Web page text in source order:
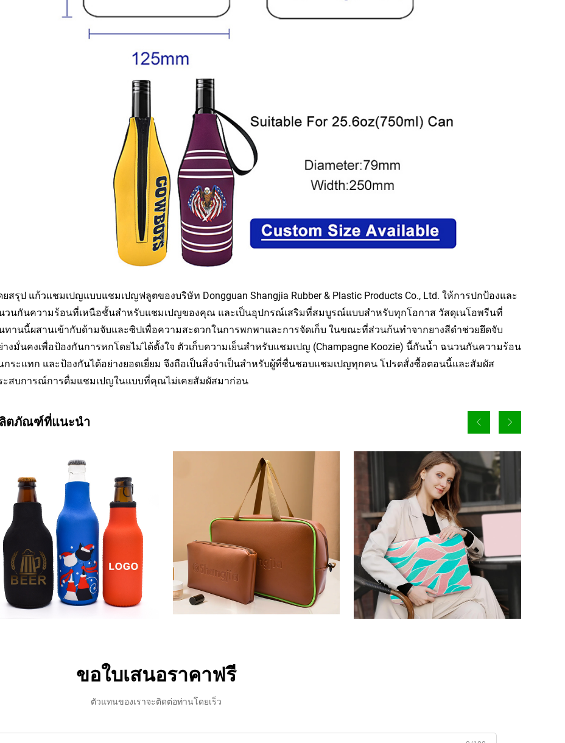
ยสรุป แก้วแชมเปญแบบแชมเปญฟลูตของบริษัท Dongguan Shangjia Rubber & Plastic Products Co., Ltd. ให้การปกป้องและ
วนกันความร้อนที่เหนือชั้นสำหรับแชมเปญของคุณ และเป็นอุปกรณ์เสริมที่สมบูรณ์แบบสำหรับทุกโอกาส วัสดุเนโอพรีนที่
ทานนี้ผสานเข้ากับด้ามจับและซิปเพื่อความสะดวกในการพกพาและการจัดเก็บ ในขณะที่ส่วนก้นทำจากยางสีดำช่วยยึดจับ
างมั่นคงเพื่อป้องกันการหกโดยไม่ได้ตั้งใจ ตัวเก็บความเย็นสำหรับแชมเปญ (Champagne Koozie) นี้กันน้ำ ฉนวนกันความร้อน
กระแทก และป้องกันได้อย่างยอดเยี่ยม จึงถือเป็นสิ่งจำเป็นสำหรับผู้ที่ชื่นชอบแชมเปญทุกคน โปรดสั่งซื้อตอนนี้และสัมผัส
ะสบการณ์การดื่มแชมเปญในแบบที่คุณไม่เคยสัมผัสมาก่อน
ตภัณฑ์ที่แนะนำ
ขอใบเสนอราคาฟรี
ตัวแทนของเราจะติดต่อท่านโดยเร็ว